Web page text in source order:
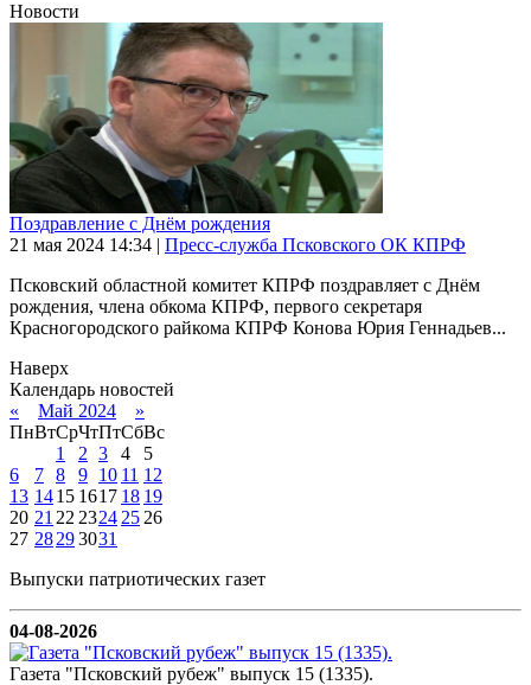
Новости
Поздравление с Днём рождения
21 мая 2024 14:34 | Пресс-служба Псковского ОК КПРФ
Псковский областной комитет КПРФ поздравляет с Днём
рождения, члена обкома КПРФ, первого секретаря
Красногородского райкома КПРФ Конова Юрия Геннадьев...
Наверх
Календарь новостей
«
Май 2024
»
ПнВтСрЧтПтСбВс
1
2 3 4
5
6
7 8 9 10 11 12
13 1415 1617 18 19
20 21 22 2324 25 26
27 28293031
Выпуски патриотических газет
04-08-2026
Газета "Псковский рубеж" выпуск 15 (1335).